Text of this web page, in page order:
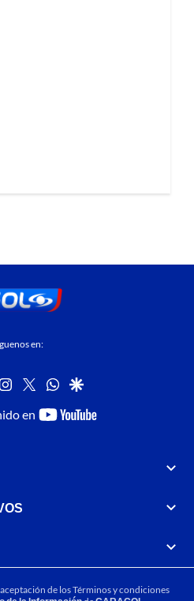
en:
instagram
twitterwhatsapp
google
en
youtube-
de losTérminos y condiciones